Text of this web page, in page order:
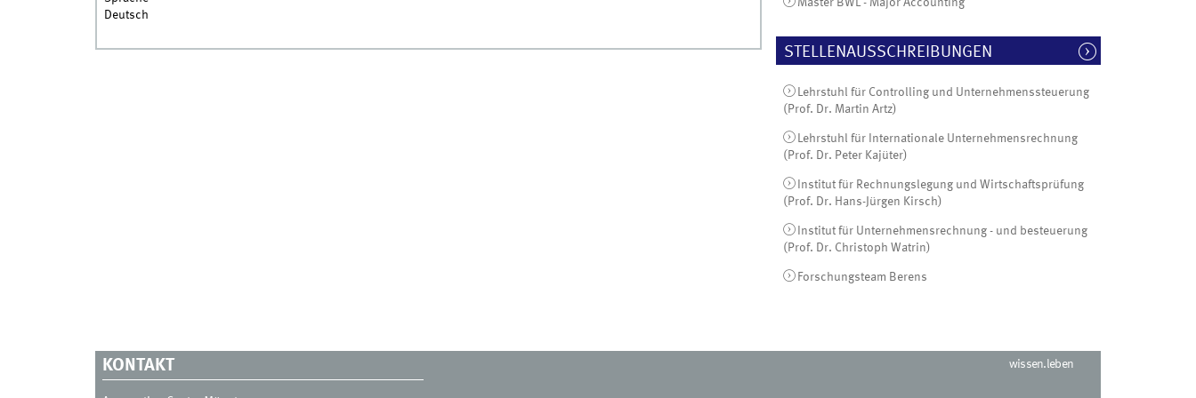
Deutsch
Master BWL - Major Accounting
STELLENAUSSCHREIBUNGEN
Lehrstuhl für Controlling und Unternehmenssteuerung
(Prof. Dr. Martin Artz)
Lehrstuhl für Internationale Unternehmensrechnung
(Prof. Dr. Peter Kajüter)
Institut für Rechnungslegung und Wirtschaftsprüfung
(Prof. Dr. Hans-Jürgen Kirsch)
Institut für Unternehmensrechnung - und besteuerung
(Prof. Dr. Christoph Watrin)
Forschungsteam Berens
KONTAKT wissen.leben